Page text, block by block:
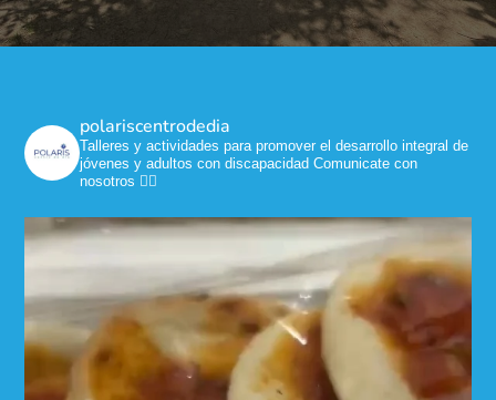
polariscentrodedia
Talleres y actividades para promover el desarrollo integral de
jóvenes y adultos con discapacidadComunicate con
nosotros 👇🏼